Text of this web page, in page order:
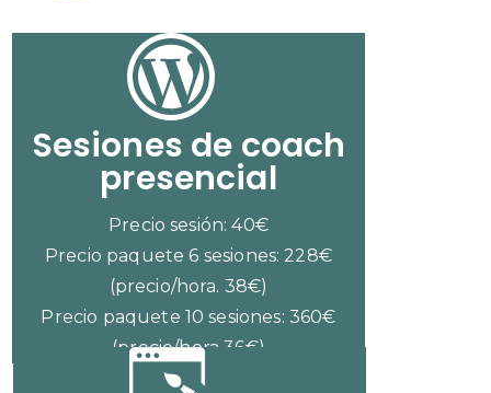
Sesiones de coach
presencial
Precio sesión: 40€
Precio paquete 6 sesiones: 228€
(precio/hora. 38€)
Precio paquete 10 sesiones: 360€
(precio/hora 36€)